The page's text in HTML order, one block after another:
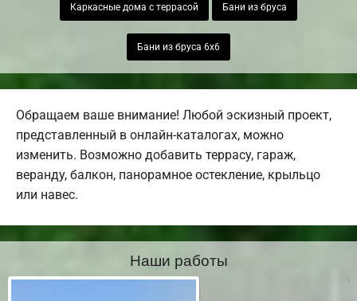
Каркасные дома с террасой Бани из бруса
Бани из бруса 6х6
Обращаем ваше внимание! Любой эскизный проект,
представленный в онлайн-каталогах, можно
изменить. Возможно добавить террасу, гараж,
веранду, балкон, панорамное остекление, крыльцо
или навес.
Наши работы